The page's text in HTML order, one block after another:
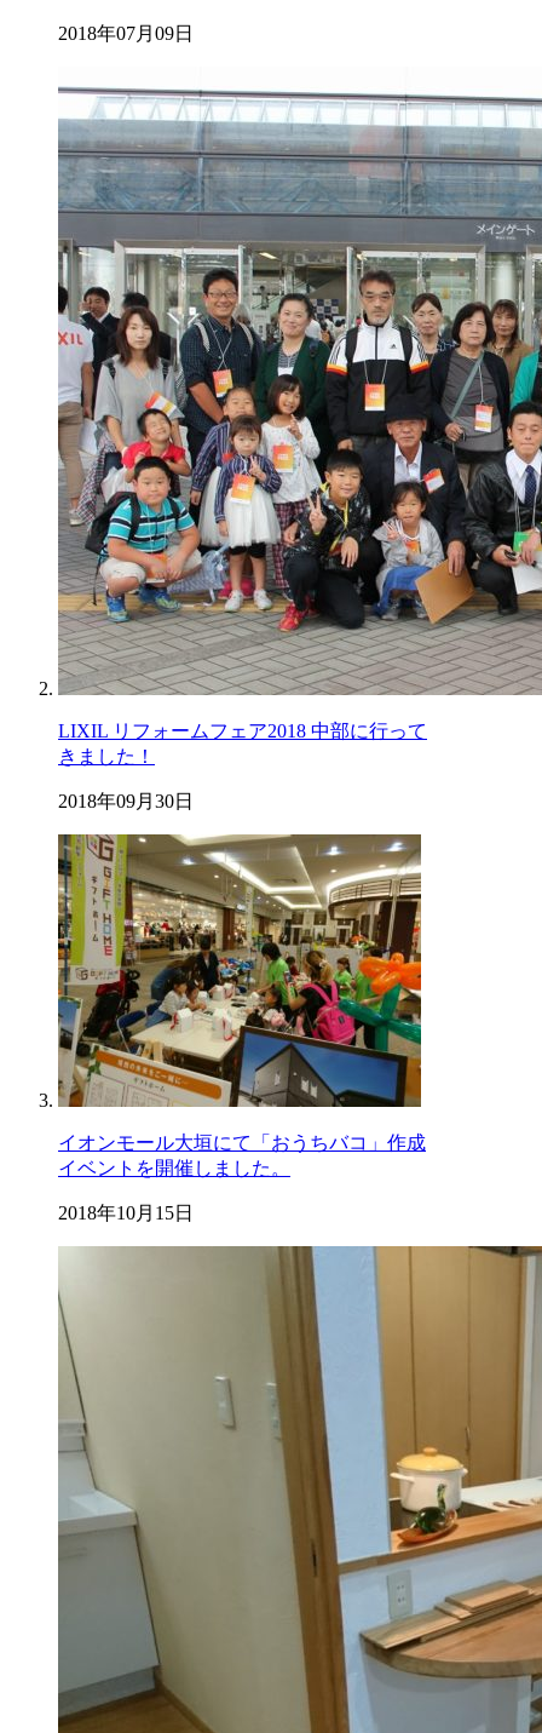
2018年07月09日
LIXIL リフォームフェア2018 中部に行って
きました！
2018年09月30日
イオンモール大垣にて「おうちバコ」作成
イベントを開催しました。
2018年10月15日